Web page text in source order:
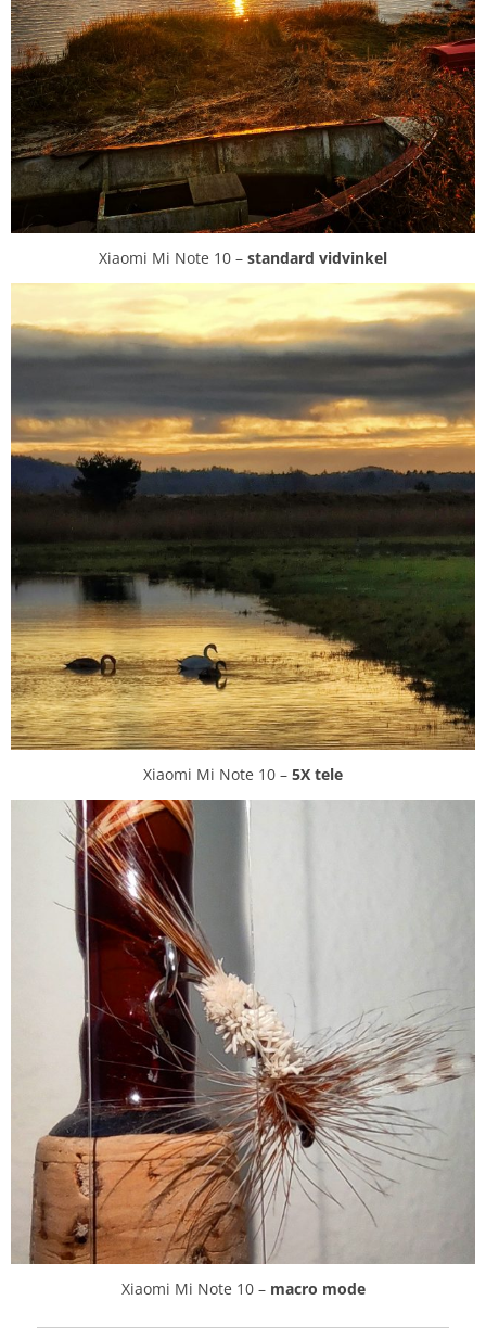
Xiaomi Mi Note 10 – standard vidvinkel
Xiaomi Mi Note 10 – 5X tele
Xiaomi Mi Note 10 – macro mode